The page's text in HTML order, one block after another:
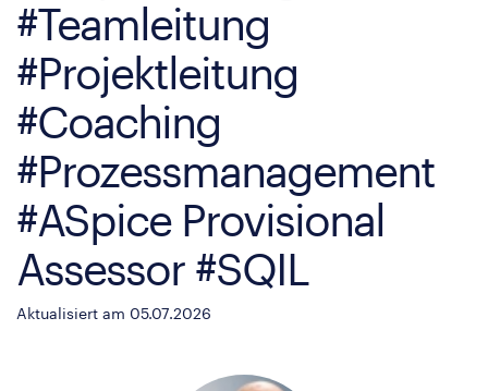
#Teamleitung
#Projektleitung
#Coaching
#Prozessmanagement
#ASpice Provisional
Assessor #SQIL
Aktualisiert am 05.07.2026